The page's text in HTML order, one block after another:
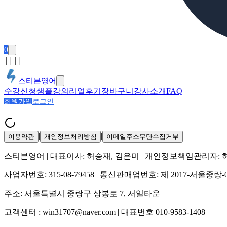
0
스티븐영어
수강신청샘플강의 리얼후기 장바구니 강사소개FAQ
회원가입 로그인
이용약관 | 개인정보처리방침 | 이메일주소무단수집거부
스티븐영어 | 대표이사: 허승재, 김은미 | 개인정보책임관리자:
사업자번호: 315-08-79458 | 통신판매업번호: 제 2017-서울중랑-
주소: 서울특별시 중랑구 상봉로 7, 서일타운
고객센터 : win31707@naver.com | 대표번호 010-9583-1408